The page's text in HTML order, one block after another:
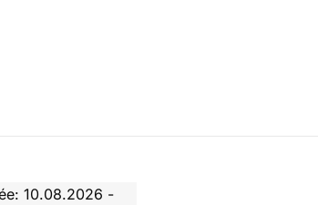
10.08.2026 -